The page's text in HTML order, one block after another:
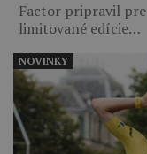
Factor pripravil pre
limitované edície…
NOVINKY